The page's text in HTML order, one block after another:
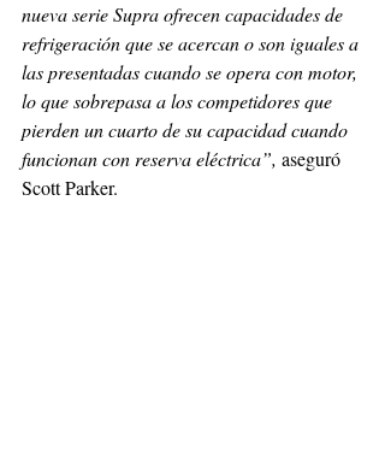
nueva serie Supra ofrecen capacidades de
refrigeración que se acercan o son iguales a
las presentadas cuando se opera con motor,
lo que sobrepasa a los competidores que
pierden un cuarto de su capacidad cuando
funcionan con reserva eléctrica”, aseguró
Scott Parker.